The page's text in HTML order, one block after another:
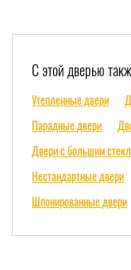
С этой дверью
Утепленные двери
Парадные двери
Двери с большим
Нестандартные двери
Шпонированные двери